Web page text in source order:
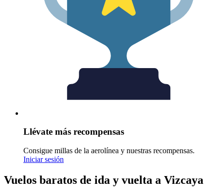
Llévate más recompensas
Consigue millas de la aerolínea y nuestras recompensas.
Iniciar sesión
Vuelos baratos de ida y vuelta a Vizcaya